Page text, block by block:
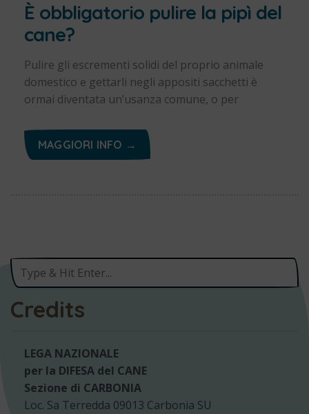
È obbligatorio pulire la pipì del
cane?
Pulire gli escrementi solidi del proprio animale
domestico e gettarli negli appositi sacchetti è
ormai diventata un’usanza comune, o per
MAGGIORI INFO →
Credits
LEGA NAZIONALE
per la DIFESA del CANE
Sezione di CARBONIA
Loc. Sa Terredda 09013 Carbonia SU